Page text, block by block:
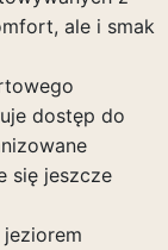
ale i smak
dostęp do
się jeszcze